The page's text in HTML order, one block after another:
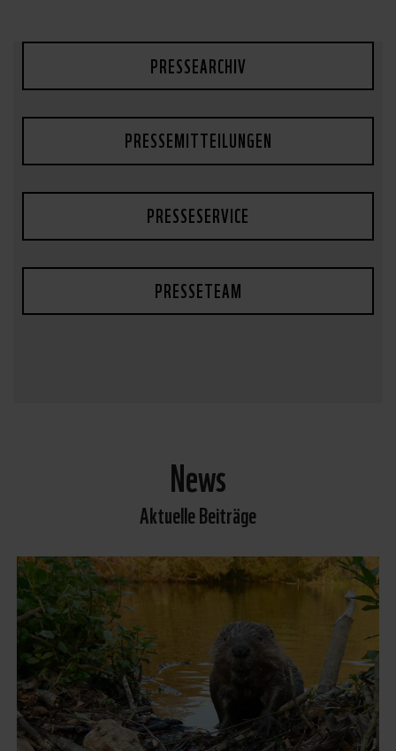
PRESSEARCHIV
PRESSEMITTEILUNGEN
PRESSESERVICE
PRESSETEAM
News
Aktuelle Beiträge